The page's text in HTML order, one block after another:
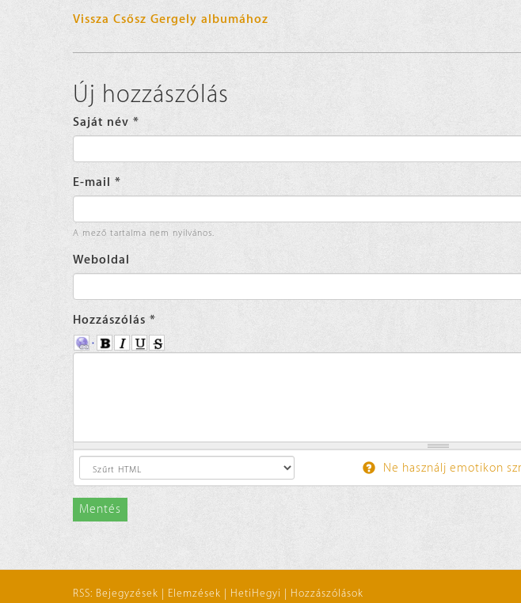
Vissza Csősz Gergely albumához
Új hozzászólás
Saját név *
E-mail *
A mező tartalma nem nyilvános.
Weboldal
Hozzászólás *
Ne használj emotikon
Mentés
RSS: Bejegyzések Elemzések HetiHegyi Hozzászólások